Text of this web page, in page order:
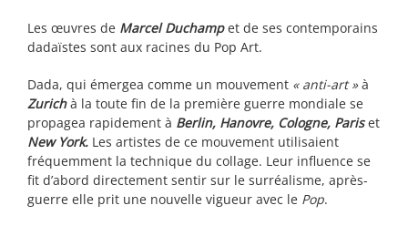
Les œuvres de Marcel Duchampet de ses contemporains
dadaïstes sont aux racines du Pop Art.
Dada, qui émergea comme un mouvement « anti-art »à
Zurichà la toute fin de la première guerre mondiale se
propagea rapidement à Berlin, Hanovre, Cologne, Pariset
New York. Les artistes de ce mouvement utilisaient
fréquemment la technique du collage. Leur influence se
fit d’abord directement sentir sur le surréalisme, après-
guerre elle prit une nouvelle vigueur avec le Pop.